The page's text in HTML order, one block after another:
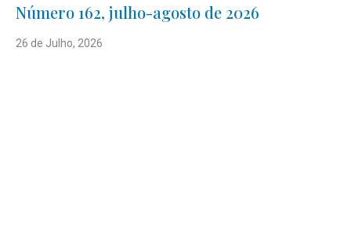
Número 162, julho-agosto de 2026
26 de Julho, 2026